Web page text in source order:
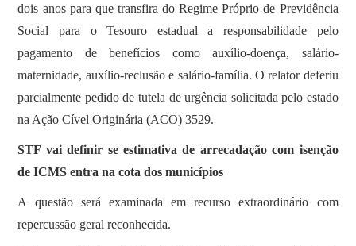
dois anos para que transfira do Regime Próprio de Previdência
Social para o Tesouro estadual a responsabilidade pelo
pagamento de benefícios como auxílio-doença, salário-
maternidade, auxílio-reclusão e salário-família. O relator deferiu
parcialmente pedido de tutela de urgência solicitada pelo estado
na Ação Cível Originária (ACO) 3529.
STF vai definir se estimativa de arrecadação com isenção
de ICMS entra na cota dos municípios
A questão será examinada em recurso extraordinário com
repercussão geral reconhecida.